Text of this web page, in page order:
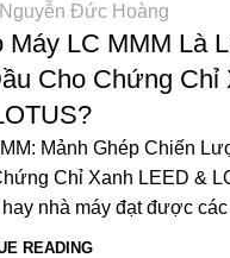
Nguyễn Đức Hoàng
Máy LC MMM Là
Cho Chứng Chỉ
Mảnh Ghép Chiến
Chỉ Xanh LEED &
nhà máy đạt được
READING